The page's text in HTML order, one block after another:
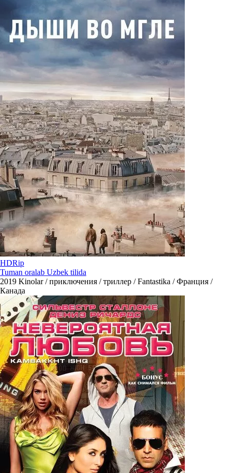
HDRip
Tuman oralab Uzbek tilida
2019 Kinolar / приключения / триллер / Fantastika / Франция /
Канада